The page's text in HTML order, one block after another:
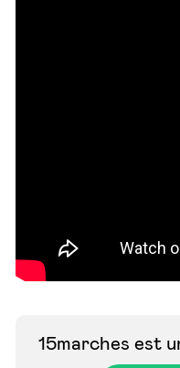
15marches est